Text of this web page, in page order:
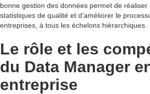
bonne gestion des données permet de réaliser
statistiques de qualité et d’améliorer le
entreprises, à tous les échelons hiérarchiques.
Le rôle et les
du Data Manager
entreprise